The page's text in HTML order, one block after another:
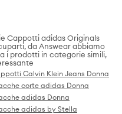
Cappotti adidas Originals
da Answear abbiamo
i prodotti in categorie simili,
Calvin Klein Jeans Donna
corte adidas Donna
adidas Donna
adidas by Stella